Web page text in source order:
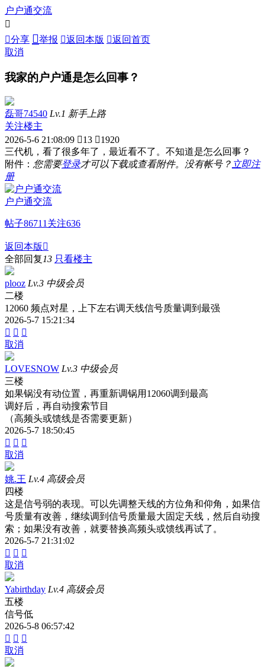
户户通交流

分享 举报 返回本版 返回首页
取消
我家的户户通是怎么回事？
磊哥74540 Lv.1 新手上路
关注楼主
2026-5-6 21:08:09 13 1920
三代机，看了很多年了，最近看不了。不知道是怎么回事？
附件： 您需要登录才可以下载或查看附件。没有帐号？ 立即注
册
户户通交流
帖子86711关注636
返回本版 
全部回复13 只看楼主
plooz Lv.3 中级会员
二楼
12060 频点对星，上下左右调天线信号质量调到最强
2026-5-7 15:21:34
  
取消
LOVESNOW Lv.3 中级会员
三楼
如果锅没有动位置，再重新调锅用12060调到最高
调好后，再自动搜索节目
（高频头或馈线是否需要更新）
2026-5-7 18:50:45
  
取消
姚.王 Lv.4 高级会员
四楼
这是信号弱的表现。可以先调整天线的方位角和仰角，如果信
号质量有改善，继续调到信号质量最大固定天线，然后自动搜
索；如果没有改善，就要替换高频头或馈线再试了。
2026-5-7 21:31:02
  
取消
Yabirthday Lv.4 高级会员
五楼
信号低
2026-5-8 06:57:42
  
取消